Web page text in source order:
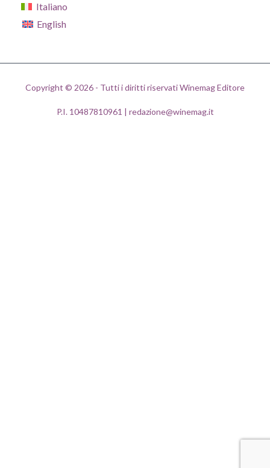
Italiano
English
Copyright © 2026 - Tutti i diritti riservati Winemag Editore
P.I. 10487810961 | redazione@winemag.it